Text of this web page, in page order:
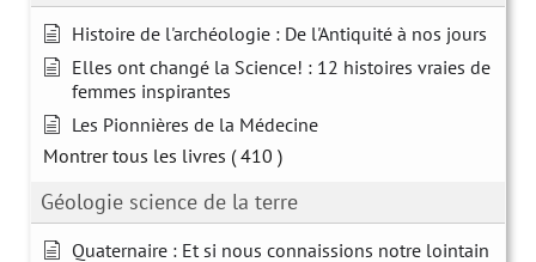
Histoire de l'archéologie : De l'Antiquité à nos jours
Elles ont changé la Science! : 12 histoires vraies de
femmes inspirantes
Les Pionnières de la Médecine
Montrer tous les livres ( 410 )
Géologie science de la terre
Quaternaire : Et si nous connaissions notre lointain